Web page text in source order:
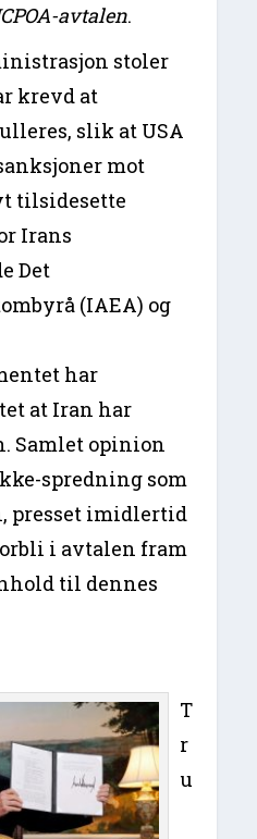
avtalen.
stoler
krevd at
slik at USA
mot
tilsidesette
Irans
Det
(IAEA) og
har
at Iran har
Samlet opinion
spredning som
presset imidlertid
i avtalen fram
til dennes
T
r
u